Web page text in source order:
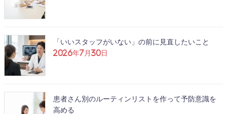
「いいスタッフがいない」の前に見直したいこと
2026年7月30日
患者さん別のルーティンリストを作って予防意識を
高める